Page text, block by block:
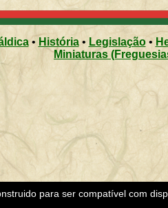
• História • Legislação •
Miniaturas
para ser compatível com